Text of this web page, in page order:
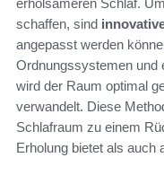
erholsameren Schlaf.
schaffen, sind
angepasst werden
Ordnungssystemen und
wird der Raum optimal
verwandelt. Diese
Schlafraum zu einem
Erholung bietet als auch